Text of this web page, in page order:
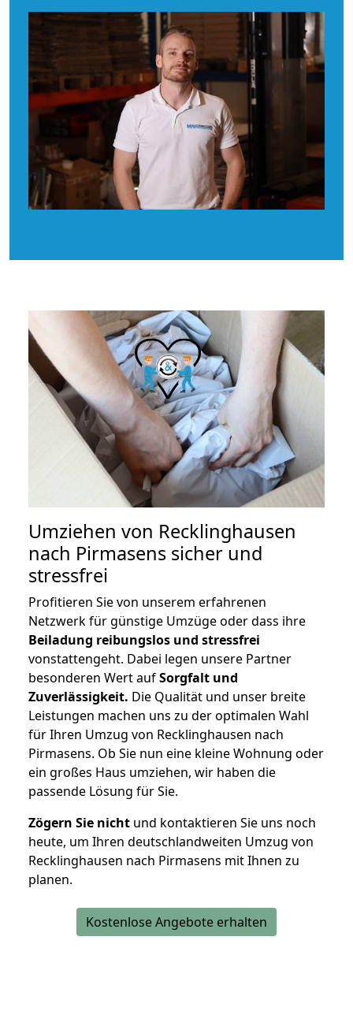
Umziehen von Recklinghausen
nach Pirmasens sicher und
stressfrei
Profitieren Sie von unserem erfahrenen
Netzwerk für günstige Umzüge oder dass ihre
Beiladung reibungslos und stressfrei
vonstattengeht. Dabei legen unsere Partner
besonderen Wert aufSorgfalt und
Zuverlässigkeit. Die Qualität und unser breite
Leistungen machen uns zu der optimalen Wahl
für Ihren Umzug von Recklinghausen nach
Pirmasens. Ob Sie nun eine kleine Wohnung oder
ein großes Haus umziehen, wir haben die
passende Lösung für Sie.
Zögern Sie nicht und kontaktieren Sie uns noch
heute, um Ihren deutschlandweiten Umzug von
Recklinghausen nach Pirmasens mit Ihnen zu
planen.
Kostenlose Angebote erhalten